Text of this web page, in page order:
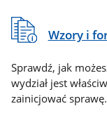
Wzory i
Sprawdź, jak
wydział jest
zainicjować sprawę.